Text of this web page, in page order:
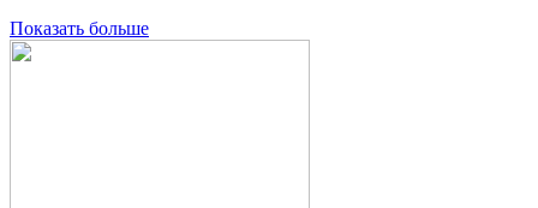
Показать больше